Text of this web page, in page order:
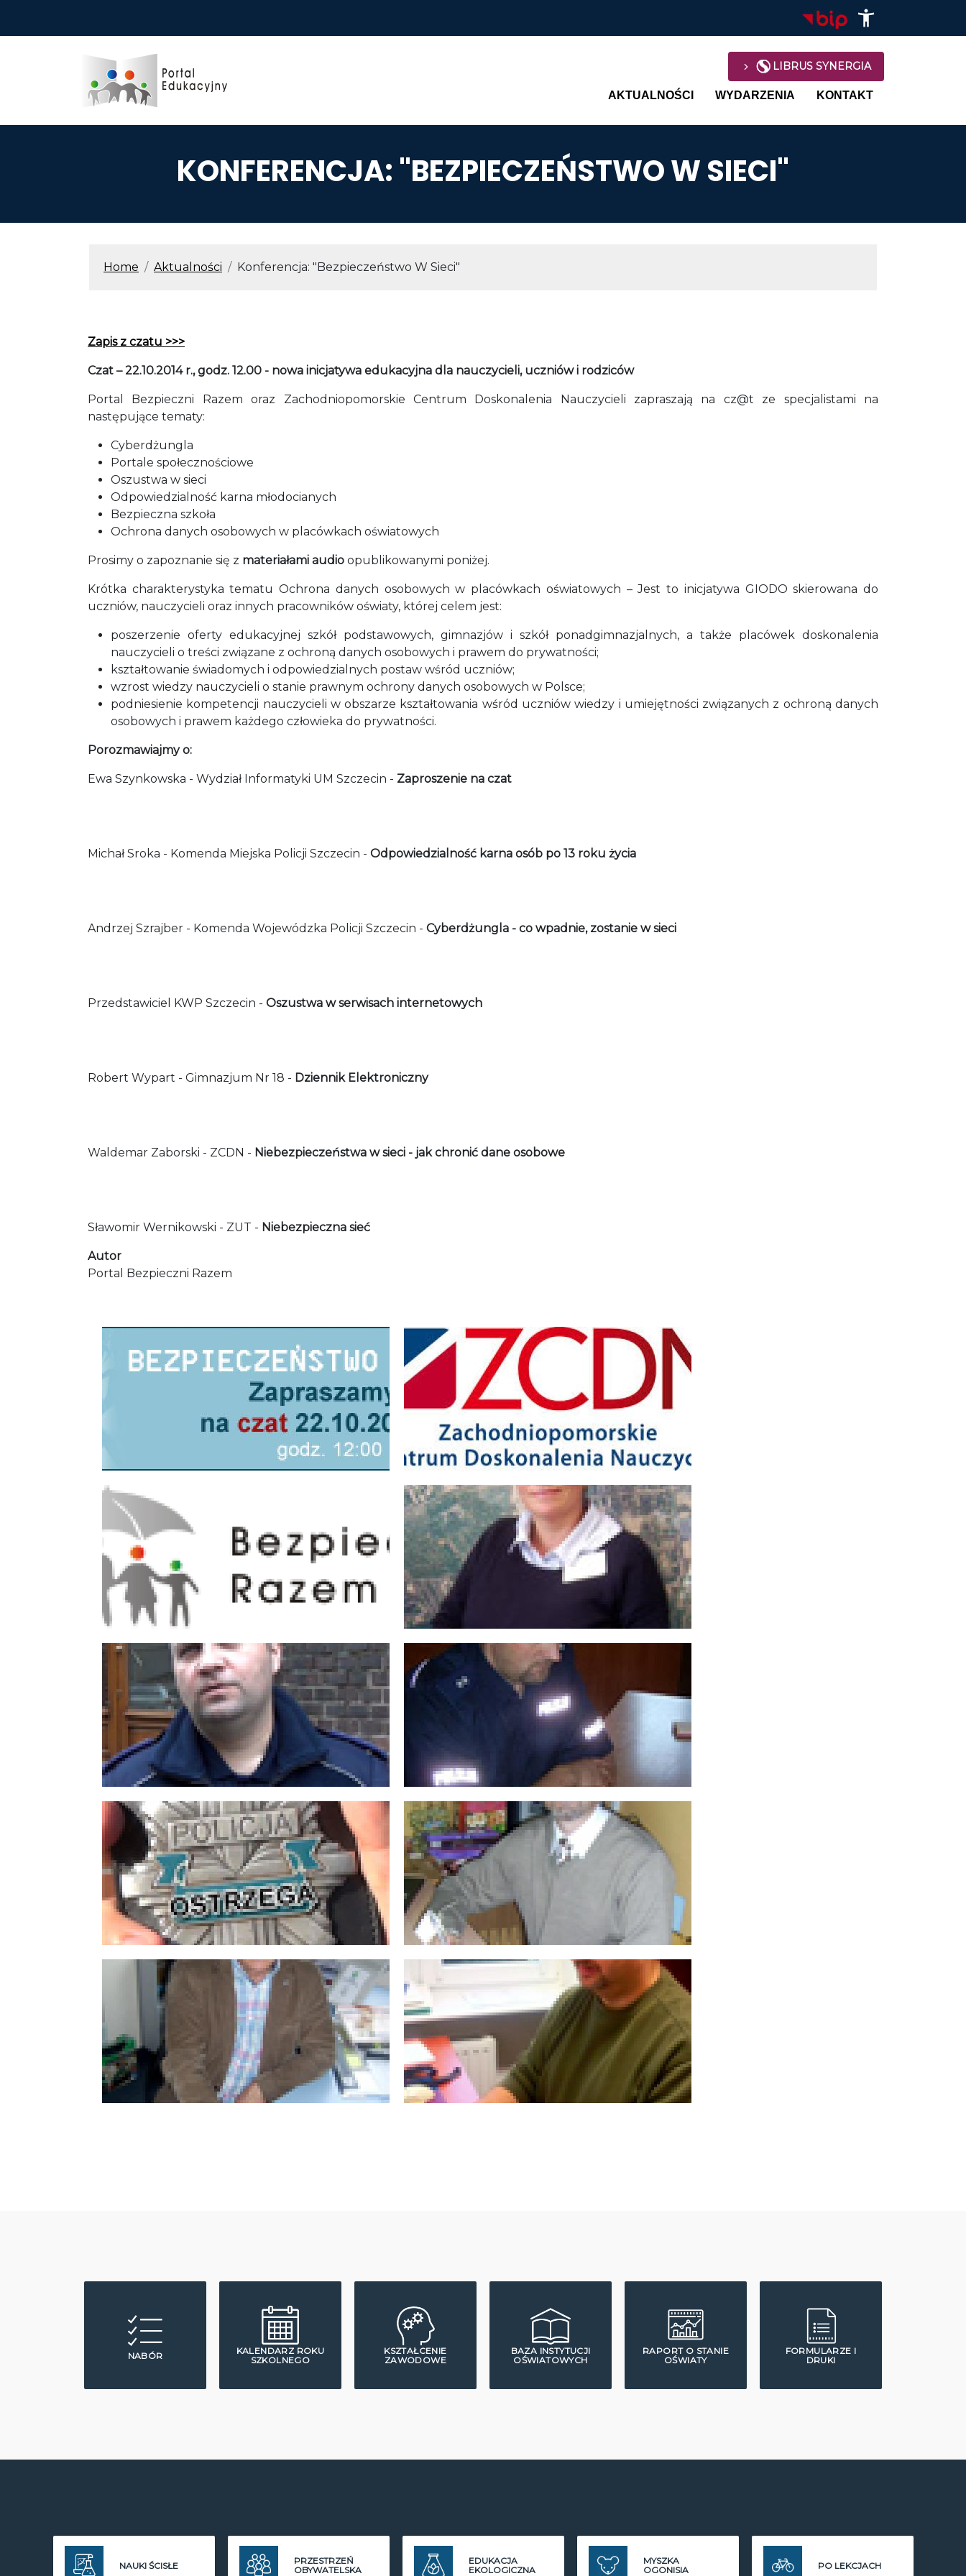
LIBRUS SYNERGIA
Main navigation
AKTUALNOŚCI WYDARZENIA KONTAKT
KONFERENCJA: "BEZPIECZEŃSTWO W SIECI"
ŚCIEŻKA NAWIGACYJNA
Home Aktualności Konferencja: "Bezpieczeństwo W Sieci"
Zapis z czatu >>>
Czat – 22.10.2014 r., godz. 12.00 - nowa inicjatywa edukacyjna dla nauczycieli, uczniów i rodziców
Portal Bezpieczni Razem oraz Zachodniopomorskie Centrum Doskonalenia Nauczycieli zapraszają na cz@t ze specjalistami na
następujące tematy:
Cyberdżungla
Portale społecznościowe
Oszustwa w sieci
Odpowiedzialność karna młodocianych
Bezpieczna szkoła
Ochrona danych osobowych w placówkach oświatowych
Prosimy o zapoznanie się z materiałami audio opublikowanymi poniżej.
Krótka charakterystyka tematu Ochrona danych osobowych w placówkach oświatowych – Jest to inicjatywa GIODO skierowana do
uczniów, nauczycieli oraz innych pracowników oświaty, której celem jest:
poszerzenie oferty edukacyjnej szkół podstawowych, gimnazjów i szkół ponadgimnazjalnych, a także placówek doskonalenia
nauczycieli o treści związane z ochroną danych osobowych i prawem do prywatności;
kształtowanie świadomych i odpowiedzialnych postaw wśród uczniów;
wzrost wiedzy nauczycieli o stanie prawnym ochrony danych osobowych w Polsce;
podniesienie kompetencji nauczycieli w obszarze kształtowania wśród uczniów wiedzy i umiejętności związanych z ochroną danych
osobowych i prawem każdego człowieka do prywatności.
Porozmawiajmy o:
Ewa Szynkowska - Wydział Informatyki UM Szczecin - Zaproszenie na czat
Michał Sroka - Komenda Miejska Policji Szczecin - Odpowiedzialność karna osób po 13 roku życia
Andrzej Szrajber - Komenda Wojewódzka Policji Szczecin - Cyberdżungla - co wpadnie, zostanie w sieci
Przedstawiciel KWP Szczecin - Oszustwa w serwisach internetowych
Robert Wypart - Gimnazjum Nr 18 - Dziennik Elektroniczny
Waldemar Zaborski - ZCDN - Niebezpieczeństwa w sieci - jak chronić dane osobowe
Sławomir Wernikowski - ZUT - Niebezpieczna sieć
Autor
Portal Bezpieczni Razem
NABÓR
KALENDARZ ROKU
SZKOLNEGO
KSZTAŁCENIE
ZAWODOWE
BAZA INSTYTUCJI
OŚWIATOWYCH
RAPORT O STANIE
OŚWIATY
FORMULARZE I
DRUKI
NAUKI ŚCISŁE
PRZESTRZEŃ
OBYWATELSKA
EDUKACJA
EKOLOGICZNA
MYSZKA
OGONISIA
PO LEKCJACH